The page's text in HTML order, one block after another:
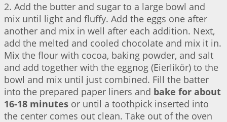
2. Add the butter and sugar to a large bowl and
mix until light and fluffy. Add the eggs one after
another and mix in well after each addition. Next,
add the melted and cooled chocolate and mix it in.
Mix the flour with cocoa, baking powder, and salt
and add together with the eggnog (Eierlikör) to the
bowl and mix until just combined. Fill the batter
into the prepared paper liners and bake for about
16-18 minutes or until a toothpick inserted into
the center comes out clean. Take out of the oven